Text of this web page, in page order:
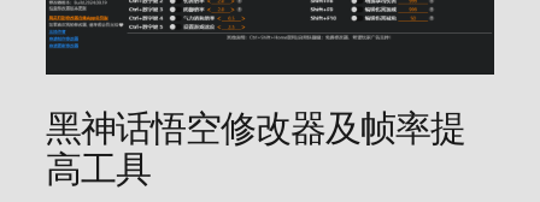
黑神话悟空修改器及帧率提
高工具